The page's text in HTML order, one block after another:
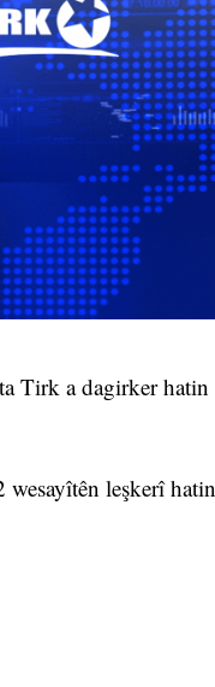
Tirk a dagirker hatin
leşkerî hatin